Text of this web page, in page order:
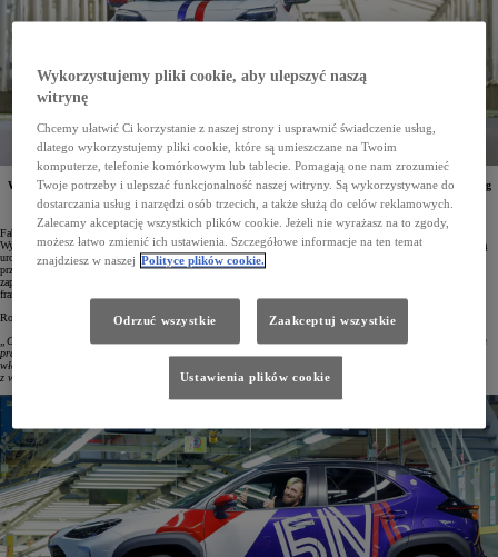
W 2001 roku w Valenciennes we Francji uruchomiony została fabryka Toyota Motor Manufacturing
France (TMMF). Zakład ten wyprodukował już ponad 5 milionów samochodów. Z tej okazji
zaprezentowano unikalnego Yarisa Cross we francuskich barwach narodowych.
Fabryka we francuskim Valenciennes jest jednym z najważniejszych zakładów Toyota Motor Europe.
Wyprodukowano tam już ponad 5 milionów samochodów. Z okazji tego wydarzenia zorganizowano specjalną
uroczystość, w której wzięło udział 200 zaproszonych gości, w tym francuski minister delegowany ds.
przemysłu Marc Ferracci. Jedną z atrakcji była wyjątkowa odsłona Toyoty Yaris Cross, która została
zaprojektowana przez Toyota Europe Design Development (ED²). Auto wyróżniało malowanie w barwach
francuskiej flagi.
Rodolphe Delaunay, prezes Toyota Manufacturing France, mówiąc o dokonaniach zakładu, podkreślił:
„Osiągnęliśmy tak znakomity wynik produkcji w niespełna 24 lata. To zasługa ciężkiej pracy i pasji naszych
pracowników, ale także współpracy z naszymi partnerami, dostawcami oraz przedstawicielami francuskich
władz lokalnych i centralnych. Chcemy spełniać oczekiwania europejskich klientów, oferując im słynące
z wysokiej jakości samochody Toyoty”.
Wykorzystujemy pliki cookie, aby ulepszyć naszą
witrynę
Chcemy ułatwić Ci korzystanie z naszej strony i usprawnić świadczenie usług,
dlatego wykorzystujemy pliki cookie, które są umieszczane na Twoim
komputerze, telefonie komórkowym lub tablecie. Pomagają one nam zrozumieć
Twoje potrzeby i ulepszać funkcjonalność naszej witryny. Są wykorzystywane do
dostarczania usług i narzędzi osób trzecich, a także służą do celów reklamowych.
Zalecamy akceptację wszystkich plików cookie. Jeżeli nie wyrażasz na to zgody,
możesz łatwo zmienić ich ustawienia. Szczegółowe informacje na ten temat
znajdziesz w naszej Polityce plików cookie.
Odrzuć wszystkie Zaakceptuj wszystkie
Ustawienia plików cookie